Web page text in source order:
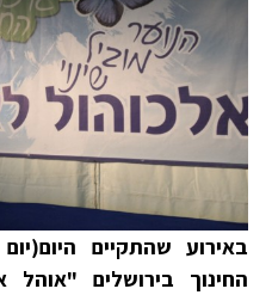
באירוע שהתקיים
החינוך בירושלים